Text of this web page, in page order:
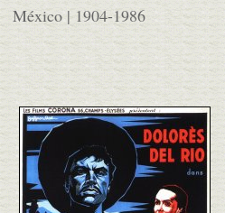
México | 1904-1986